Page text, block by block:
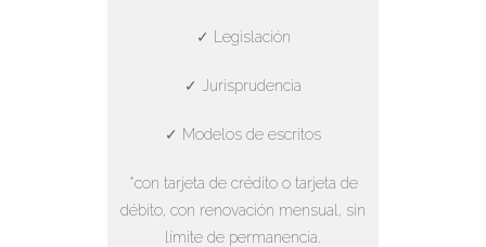
✓ Legislación
✓ Jurisprudencia
✓ Modelos de escritos
*con tarjeta de crédito o tarjeta de
débito, con renovación mensual, sin
límite de permanencia.